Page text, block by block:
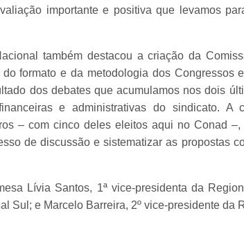
importante e positiva que levamos
também destacou a criação da
formato e da metodologia dos Congressos
dos debates que acumulamos nos dois
e administrativas do sindicato. A
– com cinco deles eleitos aqui no Conad
de discussão e sistematizar as propostas
Lívia Santos, 1ª vice-presidenta da
Sul; e Marcelo Barreira, 2º vice-presidente da